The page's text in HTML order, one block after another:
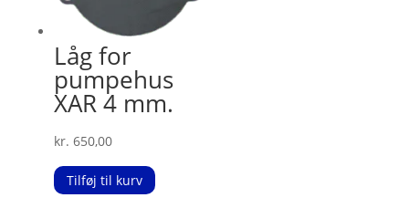
Låg for
pumpehus
XAR 4 mm.
kr. 650,00
Tilføj til kurv